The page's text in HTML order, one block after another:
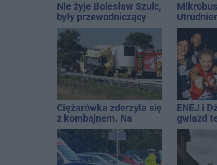
Nie żyje Bolesław Szulc,
były przewodniczący
Rady Miejskiej i
wieloletni dyrektor SP
14
Ciężarówka zderzyła się
z kombajnem. Na
miejscu lądował
śmigłowiec LPR
ENEJ i
gwiazd
święta